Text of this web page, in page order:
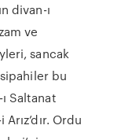
divan-ı
ve
sancak
bu
Saltanat
Ordu